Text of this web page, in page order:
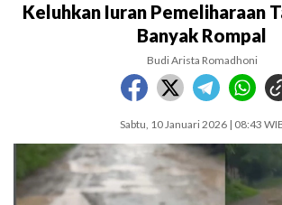
Keluhkan Iuran Pemeliharaan
Banyak Rompal
Budi Arista Romadhoni
Sabtu, 10 Januari 2026 | 08:43